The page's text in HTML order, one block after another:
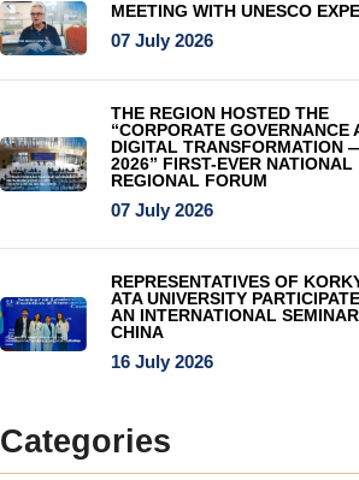
MEETING WITH UNESCO
07 July 2026
THE REGION HOSTED THE
“CORPORATE GOVERNANCE
DIGITAL TRANSFORMATION
2026” FIRST-EVER NATIONAL
REGIONAL FORUM
07 July 2026
REPRESENTATIVES OF
ATA UNIVERSITY
AN INTERNATIONAL
CHINA
16 July 2026
Categories